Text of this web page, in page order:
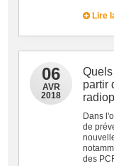
Lire
06
AVR
2018
partir
Dans
de
des